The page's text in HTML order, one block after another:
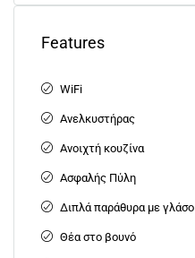
Features
WiFi
Ανελκυστήρας
Ανοιχτή κουζίνα
Ασφαλής Πύλη
Διπλά παράθυρα με γλάσο
Θέα στο βουνό